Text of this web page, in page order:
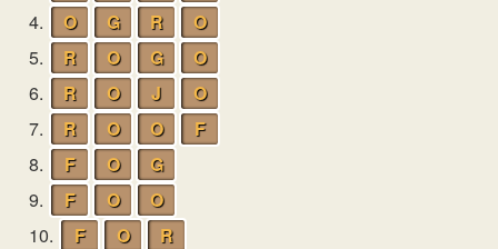
4.
O G R
O
5.
R O G
O
6.
R O J
O
7.
R O O
F
8.
F O
G
9.
F O
O
10.
F O
R